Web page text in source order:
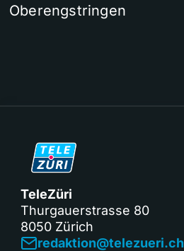
Oberengstringen
TeleZüri
Thurgauerstrasse 80
8050 Zürich
redaktion@telezueri.ch